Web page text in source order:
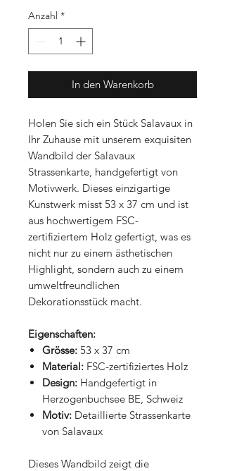
Anzahl *
In den Warenkorb
Holen Sie sich ein Stück Salavaux in
Ihr Zuhause mit unserem exquisiten
Wandbild der Salavaux
Strassenkarte, handgefertigt von
Motivwerk. Dieses einzigartige
Kunstwerk misst 53 x 37 cm und ist
aus hochwertigem FSC-
zertifiziertem Holz gefertigt, was es
nicht nur zu einem ästhetischen
Highlight, sondern auch zu einem
umweltfreundlichen
Dekorationsstück macht.
Eigenschaften:
Grösse: 53 x 37 cm
Material: FSC-zertifiziertes Holz
Design: Handgefertigt in
Herzogenbuchsee BE, Schweiz
Motiv: Detaillierte Strassenkarte
von Salavaux
Dieses Wandbild zeigt die